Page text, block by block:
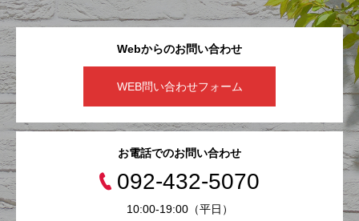
Webからのお問い合わせ
WEB問い合わせフォーム
お電話でのお問い合わせ
092-432-5070
10:00-19:00（平日）